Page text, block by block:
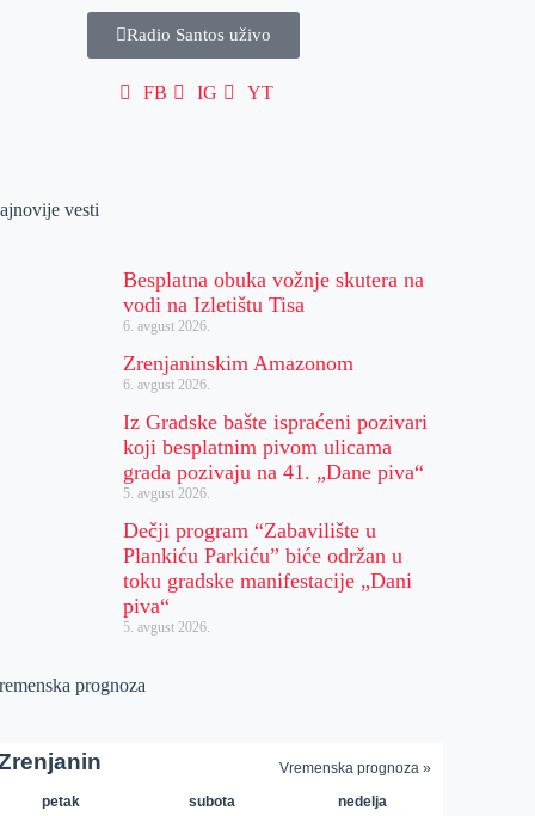
Radio Santos uživo
FB IG YT
vesti
Besplatna obuka vožnje skutera na
vodi na Izletištu Tisa
6. avgust 2026.
Zrenjaninskim Amazonom
6. avgust 2026.
Iz Gradske bašte ispraćeni pozivari
koji besplatnim pivom ulicama
grada pozivaju na 41. „Dane piva“
5. avgust 2026.
Dečji program “Zabavilište u
Plankiću Parkiću” biće održan u
toku gradske manifestacije „Dani
piva“
5. avgust 2026.
prognoza